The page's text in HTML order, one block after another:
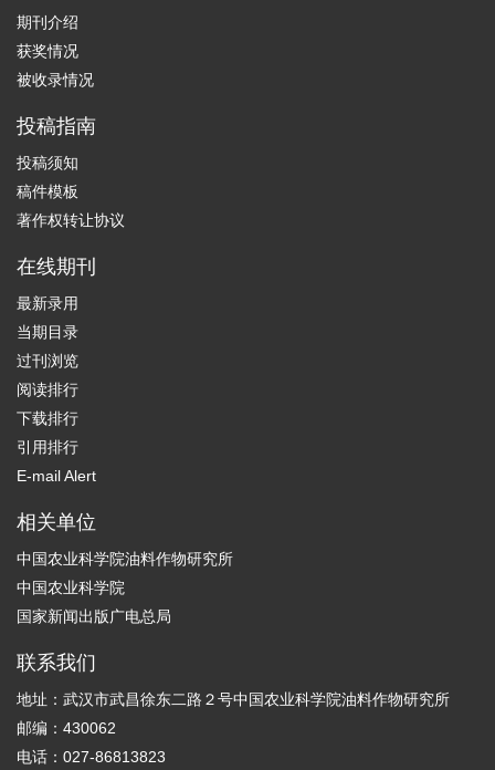
期刊介绍
获奖情况
被收录情况
投稿指南
投稿须知
稿件模板
著作权转让协议
在线期刊
最新录用
当期目录
过刊浏览
阅读排行
下载排行
引用排行
E-mail Alert
相关单位
中国农业科学院油料作物研究所
中国农业科学院
国家新闻出版广电总局
联系我们
地址：武汉市武昌徐东二路２号中国农业科学院油料作物研究所
邮编：430062
电话：027-86813823